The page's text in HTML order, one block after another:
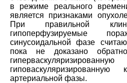
в режиме реального
является признаками
При правильной
гипоперфузируемые
синусоидальной фазе
пока не доказано
артериальной фазы.